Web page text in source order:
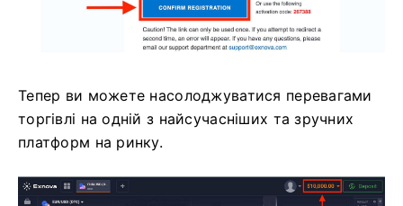
Тепер ви можете насолоджуватися перевагами
торгівлі на одній з найсучасніших та зручних
платформ на ринку.